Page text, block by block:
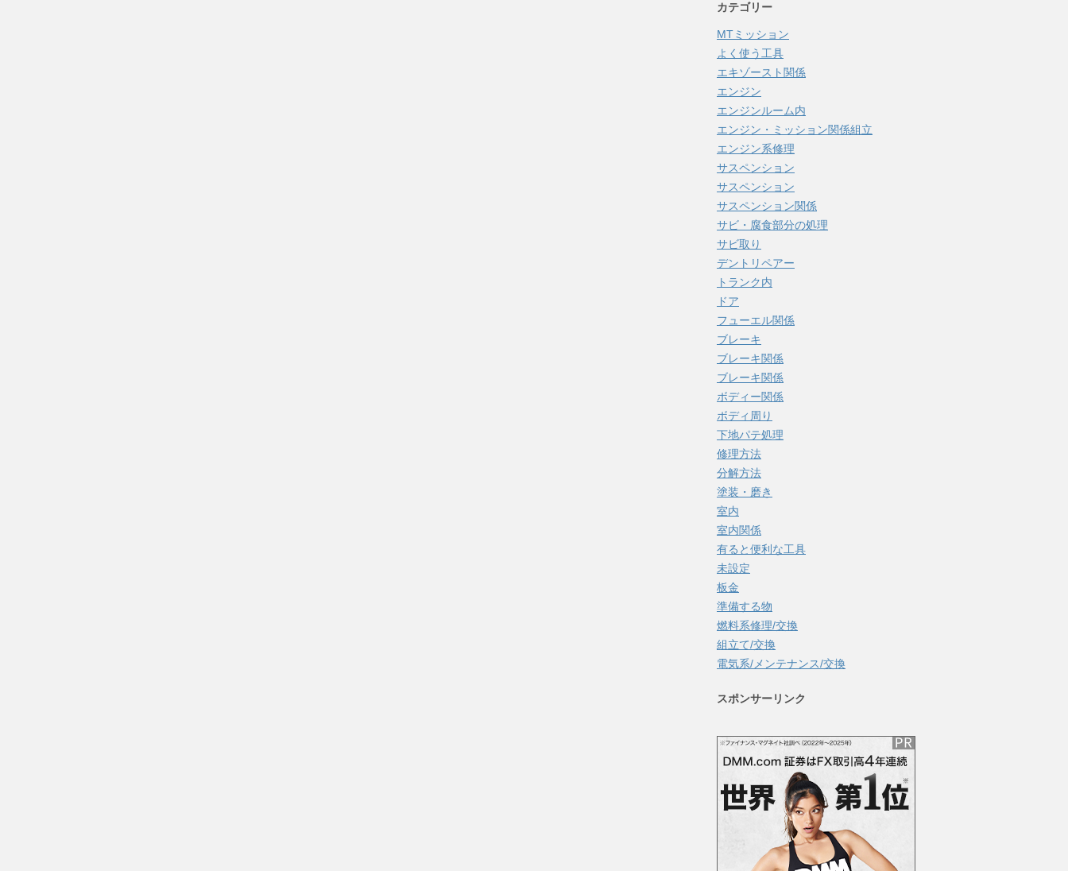
カテゴリー
MTミッション
よく使う工具
エキゾースト関係
エンジン
エンジンルーム内
エンジン・ミッション関係組立
エンジン系修理
サスペンション
サスペンション
サスペンション関係
サビ・腐食部分の処理
サビ取り
デントリペアー
トランク内
ドア
フューエル関係
ブレーキ
ブレーキ関係
ブレーキ関係
ボディー関係
ボディ周り
下地パテ処理
修理方法
分解方法
塗装・磨き
室内
室内関係
有ると便利な工具
未設定
板金
準備する物
燃料系修理/交換
組立て/交換
電気系/メンテナンス/交換
スポンサーリンク